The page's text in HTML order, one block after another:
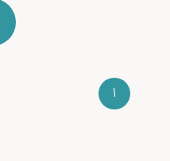
اگر خودت رو علاقه‌مند به
1